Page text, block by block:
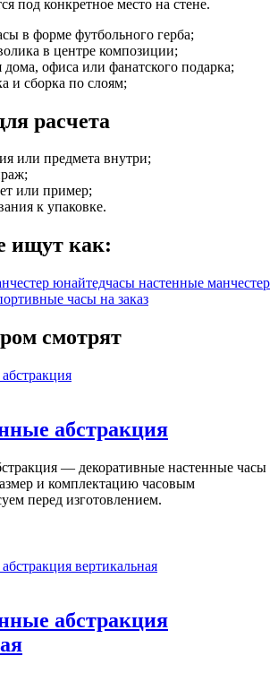
под конкретное место на стене.
в форме футбольного герба;
в центре композиции;
дома, офиса или фанатского подарка;
и сборка по слоям;
расчета
или предмета внутри;
или пример;
к упаковке.
ищут как:
юнайтедчасы настенные манчестер
часы на заказ
смотрят
абстракция
— декоративные настенные часы
и комплектацию часовым
перед изготовлением.
абстракция